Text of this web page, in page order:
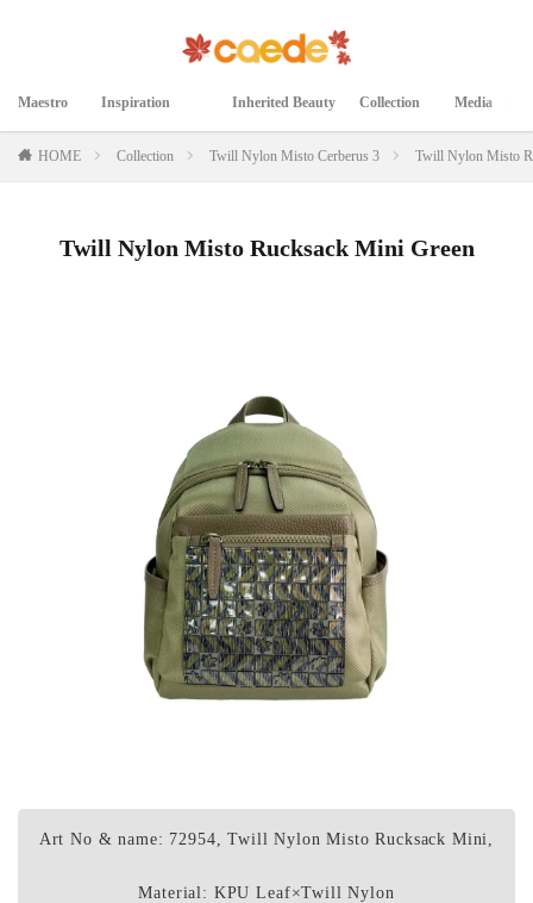
Maestro
マエストロ
Inspiration
インスピレーション
Inherited Beauty
継承された美
Collection
コレクション
Media
メディア掲載
HOME Collection Twill Nylon Misto Cerberus 3 Twill Nylon Misto
Twill Nylon Misto Rucksack Mini Green
Art No & name: 72954, Twill Nylon Misto Rucksack Mini,
Material: KPU Leaf×Twill Nylon